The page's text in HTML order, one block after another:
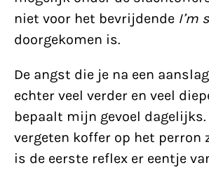
niet voor het bevrijdende I’m
doorgekomen is.
De angst die je na een
echter veel verder en veel
bepaalt mijn gevoel dagelijks.
vergeten koffer op het perron
is de eerste reflex er eentje